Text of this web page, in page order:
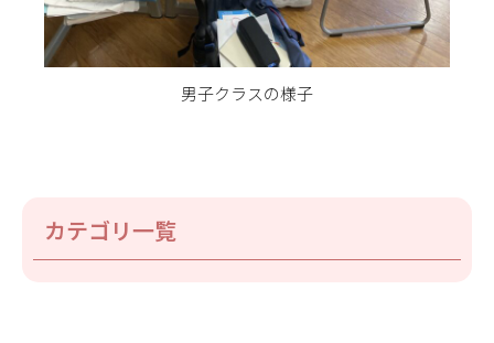
男子クラスの様子
カテゴリ一覧